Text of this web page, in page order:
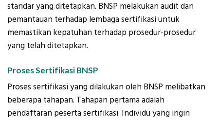
standar yang ditetapkan. BNSP melakukan audit dan
pemantauan terhadap lembaga sertifikasi untuk
memastikan kepatuhan terhadap prosedur-prosedur
yang telah ditetapkan.
Proses Sertifikasi BNSP
Proses sertifikasi yang dilakukan oleh BNSP melibatkan
beberapa tahapan. Tahapan pertama adalah
pendaftaran peserta sertifikasi. Individu yang ingin